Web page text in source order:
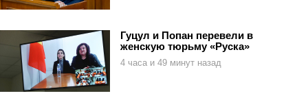
Гуцул и Попан перевели в
женскую тюрьму «Руска»
4 часа и 49 минут назад